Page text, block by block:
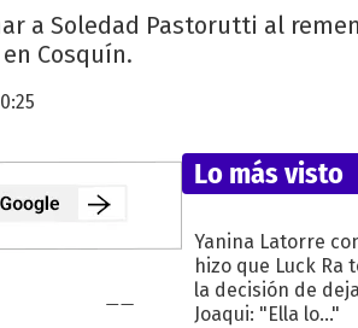
a Soledad Pastorutti al
Cosquín.
Lo más visto
Yanina Latorre
hizo que Luck Ra
la decisión de
Joaqui: "Ella lo..."